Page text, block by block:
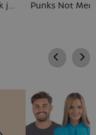
Cimrman: Copak jmelí Punks Not Med